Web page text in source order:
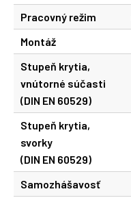
Pracovný režim
Montáž
Stupeň krytia,
vnútorné súčasti
(DIN EN 60529)
Stupeň krytia,
svorky
(DIN EN 60529)
Samozhášavosť